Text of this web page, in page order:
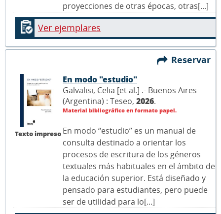
proyecciones de otras épocas, otras[...]
Ver ejemplares
Reservar
Texto impreso
En modo "estudio"
Galvalisi, Celia [et al.] .- Buenos Aires
(Argentina) : Teseo, 2026.
Material bibliográfico en formato papel.
En modo “estudio” es un manual de
consulta destinado a orientar los
procesos de escritura de los géneros
textuales más habituales en el ámbito de
la educación superior. Está diseñado y
pensado para estudiantes, pero puede
ser de utilidad para lo[...]